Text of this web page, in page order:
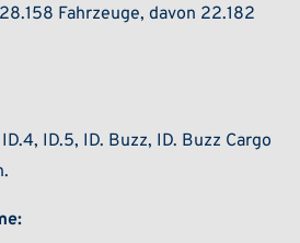
Fahrzeuge, davon 22.182
ID.5, ID. Buzz, ID. Buzz Cargo